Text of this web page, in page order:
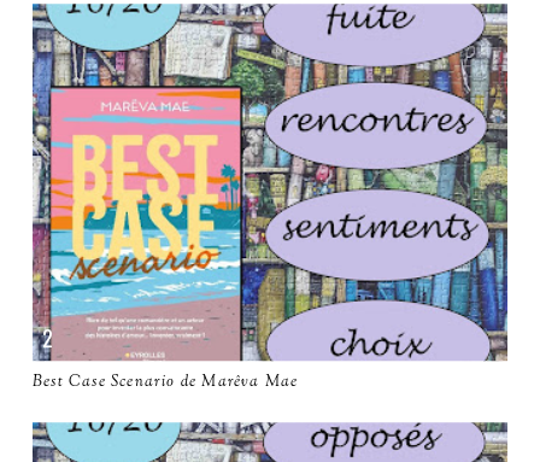
Best Case Scenario de Marêva Mae